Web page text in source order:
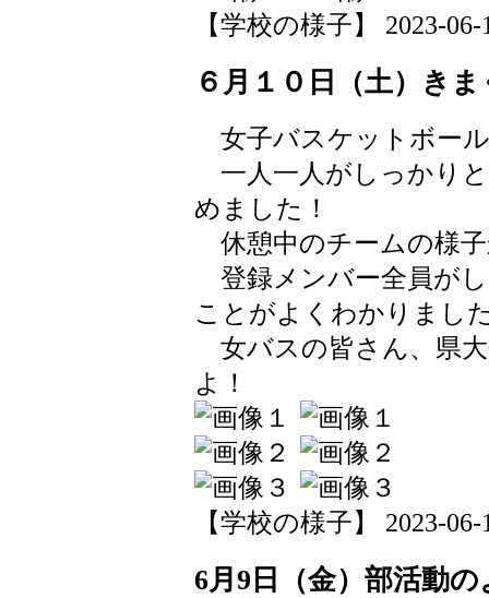
【学校の様子】 2023-
６月１０日（土）き
女子バスケットボー
一人一人がしっかり
めました！
休憩中のチームの様
登録メンバー全員が
ことがよくわかりまし
女バスの皆さん、県
よ！
【学校の様子】 2023-
6月9日（金）部活動